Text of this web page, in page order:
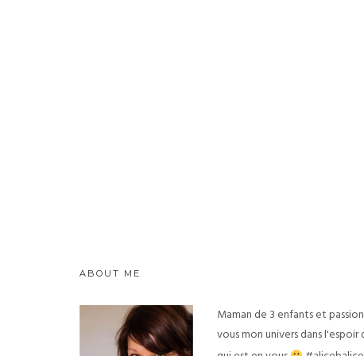
ABOUT ME
Maman de 3 enfants et
vous mon univers dans